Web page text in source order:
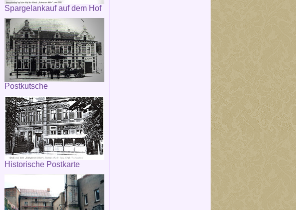
Spargelankauf auf dem Hof
Postkutsche
Historische Postkarte